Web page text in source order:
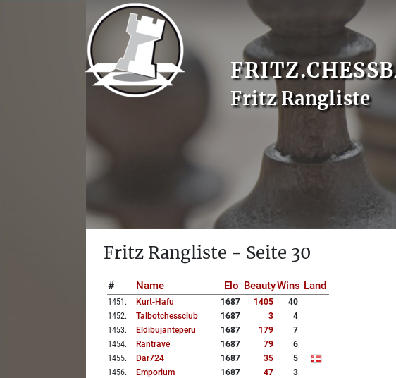
Fritz Rangliste
Fritz Rangliste - Seite 30
# Name Elo BeautyWins Land
1451 . Kurt-Hafu 1687 1405
40
1452. Talbotchessclub 1687 3
4
1453. Eldibujanteperu 1687 179
7
1454. Rantrave 1687 79
6
1455. Dar724 1687 35
5
1456. Emporium 1687 47
3